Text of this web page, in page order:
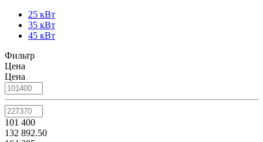
25 кВт
35 кВт
45 кВт
Фильтр
Цена
Цена
101 400
132 892.50